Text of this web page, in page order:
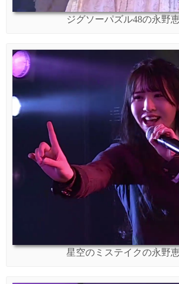
ジグソーパズル48の永野
星空のミステイクの永野